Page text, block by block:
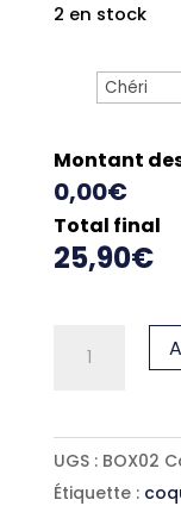
2 en stock
Montant
0,00€
Total final
25,90€
"Coquette"
Paprika
UGS : BOX02
Étiquette :